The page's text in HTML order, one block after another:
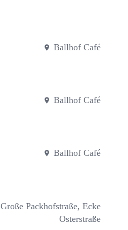
Ballhof Café
Ballhof Café
Ballhof Café
Große Packhofstraße, Ecke
Osterstraße